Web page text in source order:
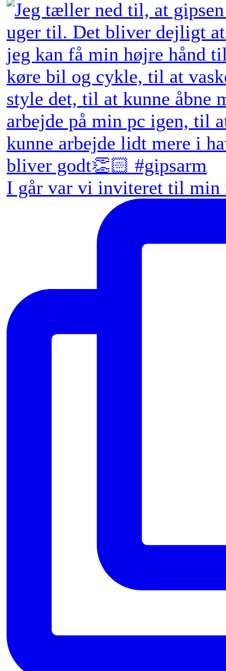
I går var vi inviteret til min